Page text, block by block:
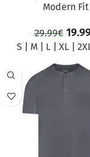
Modern Fit
29.99€
S M| L| XL|
ΠΡΟΣΦΟΡΆ